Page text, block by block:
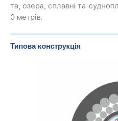
та, озера, сплавні та
0 метрів.
Типова конструкція